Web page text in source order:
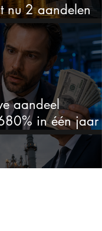
nu 2 aandelen
aandeel
in één jaar
stijgen